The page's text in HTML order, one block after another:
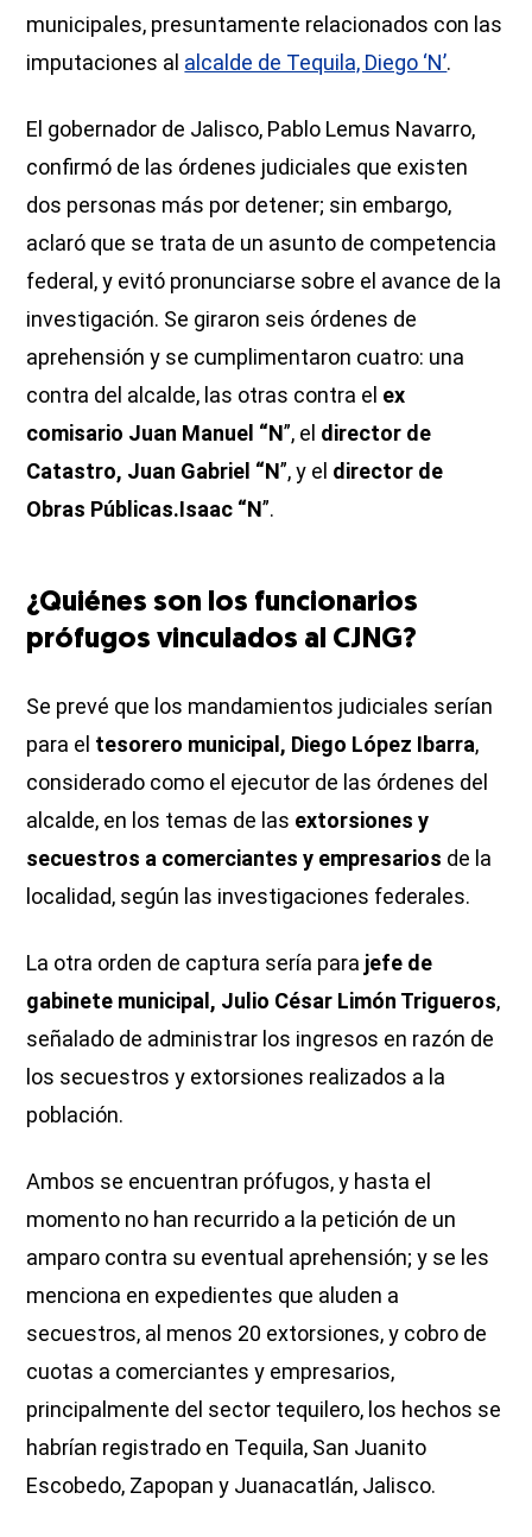
municipales, presuntamente relacionados con las
imputaciones al alcalde de Tequila, Diego ‘N’.
El gobernador de Jalisco, Pablo Lemus Navarro,
confirmó de las órdenes judiciales que existen
dos personas más por detener; sin embargo,
aclaró que se trata de un asunto de competencia
federal, y evitó pronunciarse sobre el avance de la
investigación. Se giraron seis órdenes de
aprehensión y se cumplimentaron cuatro: una
contra del alcalde, las otras contra el ex
comisario Juan Manuel “N”, el director de
Catastro, Juan Gabriel “N”, y el director de
Obras Públicas.Isaac “N”.
¿Quiénes son los funcionarios
prófugos vinculados al CJNG?
Se prevé que los mandamientos judiciales serían
para el tesorero municipal, Diego López Ibarra,
considerado como el ejecutor de las órdenes del
alcalde, en los temas de las extorsiones y
secuestros a comerciantes y empresarios de la
localidad, según las investigaciones federales.
La otra orden de captura sería para jefe de
gabinete municipal, Julio César Limón Trigueros,
señalado de administrar los ingresos en razón de
los secuestros y extorsiones realizados a la
población.
Ambos se encuentran prófugos, y hasta el
momento no han recurrido a la petición de un
amparo contra su eventual aprehensión; y se les
menciona en expedientes que aluden a
secuestros, al menos 20 extorsiones, y cobro de
cuotas a comerciantes y empresarios,
principalmente del sector tequilero, los hechos se
habrían registrado en Tequila, San Juanito
Escobedo, Zapopan y Juanacatlán, Jalisco.